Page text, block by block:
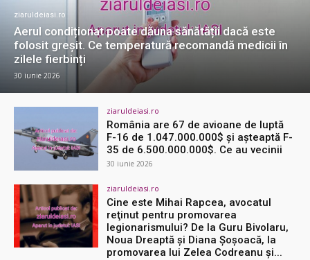
ziaruldeiasi.ro
Aerul condiționat poate dăuna sănătății dacă este
folosit greșit. Ce temperatură recomandă medicii în
zilele fierbinți
30 iunie 2026
ziaruldeiasi.ro
România are 67 de avioane de luptă
F-16 de 1.047.000.000$ și așteaptă F-
35 de 6.500.000.000$. Ce au vecinii
30 iunie 2026
ziaruldeiasi.ro
Cine este Mihai Rapcea, avocatul
reţinut pentru promovarea
legionarismului? De la Guru Bivolaru,
Noua Dreaptă şi Diana Şoşoacă, la
promovarea lui Zelea Codreanu şi...